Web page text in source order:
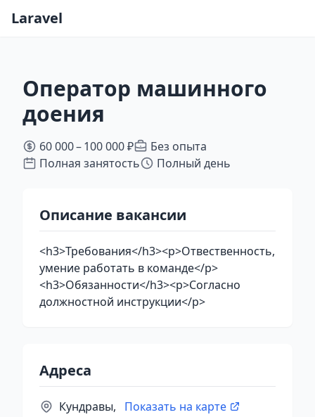
Laravel
Оператор машинного
доения
60 000 – 100 000 ₽
Без опыта
Полная занятость
Полный день
Описание вакансии
<h3>Требования</h3><p>Отвественность,
умение работать в команде</p>
<h3>Обязанности</h3><p>Согласно
должностной инструкции</p>
Адреса
Кундравы, Показать на карте